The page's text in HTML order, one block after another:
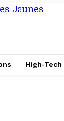
High-Tech